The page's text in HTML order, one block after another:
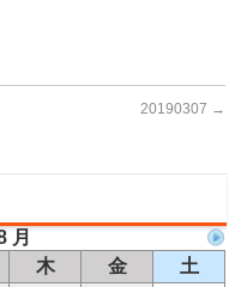
20190307 →
月
木 金
土